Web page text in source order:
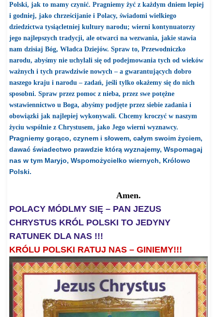
Polski, jak to mamy czynić. Pragniemy żyć z każdym dniem lepiej
i godniej, jako chrześcijanie i Polacy, świadomi wielkiego
dziedzictwa tysiącletniej kultury narodu; wierni kontynuatorzy
jego najlepszych tradycji, ale otwarci na wezwania, jakie stawia
nam dzisiaj Bóg, Władca Dziejów. Spraw to, Przewodniczko
narodu, abyśmy nie uchylali się od podejmowania tych od wieków
ważnych i tych prawdziwie nowych – a gwarantujących dobro
naszego kraju i narodu – zadań, jeśli tylko okażemy się do nich
sposobni. Spraw przez pomoc z nieba, przez swe potężne
wstawiennictwo u Boga, abyśmy podjęte przez siebie zadania i
obowiązki jak najlepiej wykonywali. Chcemy kroczyć w naszym
życiu wspólnie z Chrystusem, jako Jego wierni wyznawcy.
Pragniemy gorąco, czynem i słowem, całym swoim życiem,
dawać świadectwo prawdzie którą wyznajemy, Wspomagaj
nas w tym Maryjo, Wspomożycielko wiernych, Królowo
Polski.
Amen.
POLACY MÓDLMY SIĘ – PAN JEZUS
CHRYSTUS KRÓL POLSKI TO JEDYNY
RATUNEK DLA NAS !!!
KRÓLU POLSKI RATUJ NAS – GINIEMY!!!